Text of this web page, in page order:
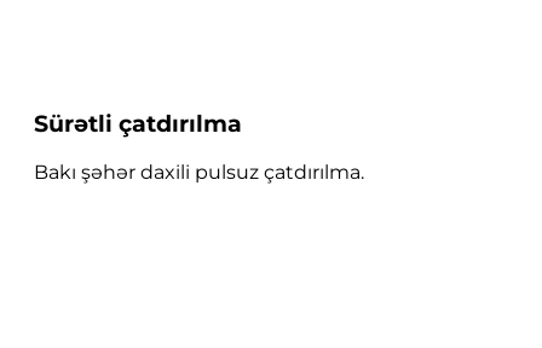
Sürətli çatdırılma
Bakı şəhər daxili pulsuz çatdırılma.